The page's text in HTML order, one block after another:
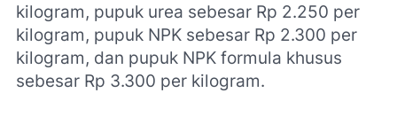
kilogram, pupuk urea sebesar Rp 2.250 per
kilogram, pupuk NPK sebesar Rp 2.300 per
kilogram, dan pupuk NPK formula khusus
sebesar Rp 3.300 per kilogram.